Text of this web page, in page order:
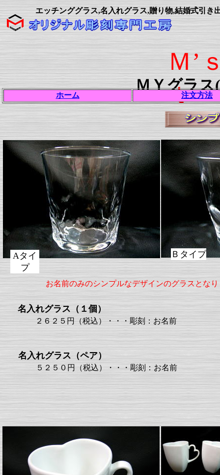
エッチンググラス,名入れグラス,贈り物,結婚式引き
Ｍ’
ｔ
ＭＹグラ
名入れグラス（１個）
２６２５円（税込）・・・彫刻：お名前
Ｂタイプ
Aタイ
プ
名入れグラス（ペア）
ホーム 注文方法
５２５０円（税込）・・・彫刻：お名前
お名前のみのシンプルなデザインのグラスとな